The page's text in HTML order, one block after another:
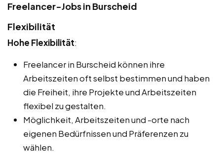
Freelancer-Jobs in Burscheid
Flexibilität
Hohe Flexibilität:
Freelancer in Burscheid können ihre
Arbeitszeiten oft selbst bestimmen und haben
die Freiheit, ihre Projekte und Arbeitszeiten
flexibel zu gestalten.
Möglichkeit, Arbeitszeiten und -orte nach
eigenen Bedürfnissen und Präferenzen zu
wählen.